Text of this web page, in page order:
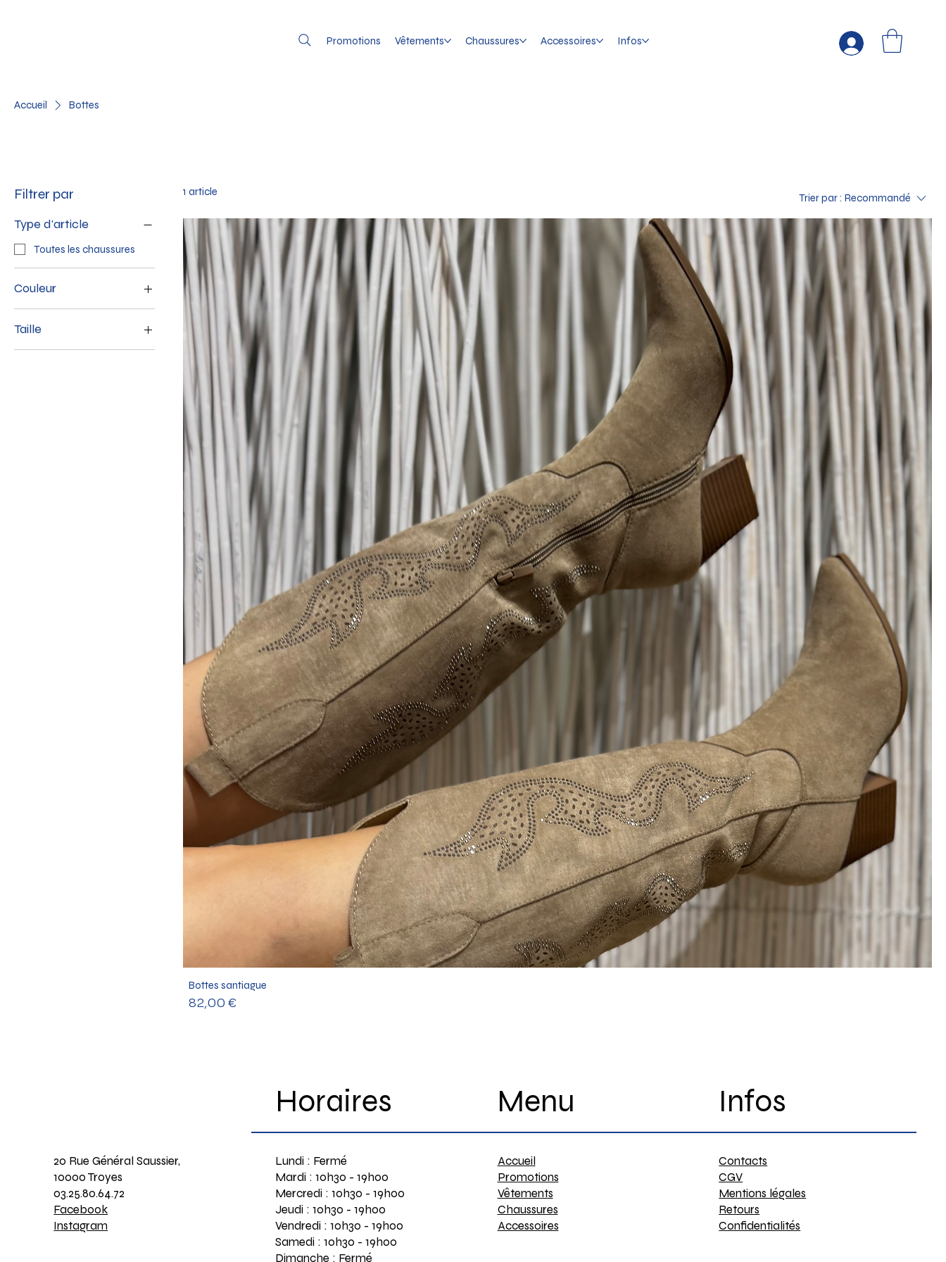
Promotions Vêtements Chaussures Accessoires Infos
Accueil Bottes
Filtrer par
Type d'article
Toutes les chaussures
Couleur
Taille
36
1 article Trier par : Recommandé
Bottes santiague
Prix
82,00 €
20 Rue Général Saussier,
10000 Troyes
03.25.80.64.72
Facebook
Instagram
Horaires
Lundi : Fermé
Mardi : 10h30 - 19h00
Mercredi : 10h30 - 19h00
Jeudi : 10h30 - 19h00
Vendredi : 10h30 - 19h00
Samedi : 10h30 - 19h00
Dimanche : Fermé
Menu
Accueil
Promotions
Vêtements
Chaussures
Accessoires
Infos
Contacts
CGV
Mentions légales
Retours
Confidentialités